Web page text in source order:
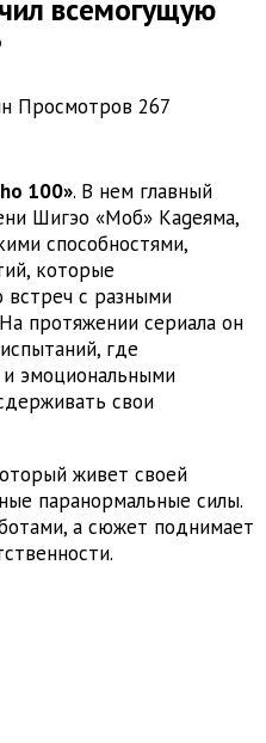
всемогущую
Просмотров 267
100». В нем главный
Шигэо «Моб» Кageяма,
способностями,
которые
встреч с разными
протяжении сериала он
где
эмоциональными
свои
живет своей
паранормальные силы.
а сюжет поднимает